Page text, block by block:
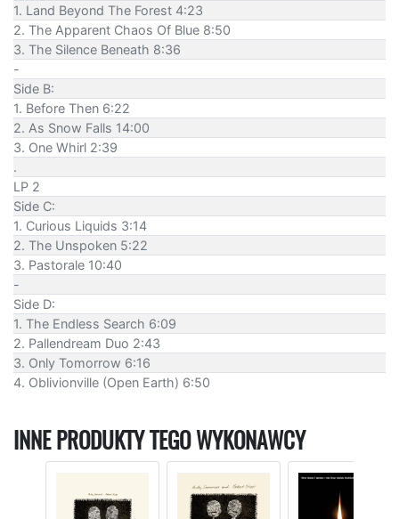
1. Land Beyond The Forest 4:23
2. The Apparent Chaos Of Blue 8:50
3. The Silence Beneath 8:36
-
Side B:
1. Before Then 6:22
2. As Snow Falls 14:00
3. One Whirl 2:39
.
LP 2
Side C:
1. Curious Liquids 3:14
2. The Unspoken 5:22
3. Pastorale 10:40
-
Side D:
1. The Endless Search 6:09
2. Pallendream Duo 2:43
3. Only Tomorrow 6:16
4. Oblivionville (Open Earth) 6:50
INNE PRODUKTY TEGO WYKONAWCY